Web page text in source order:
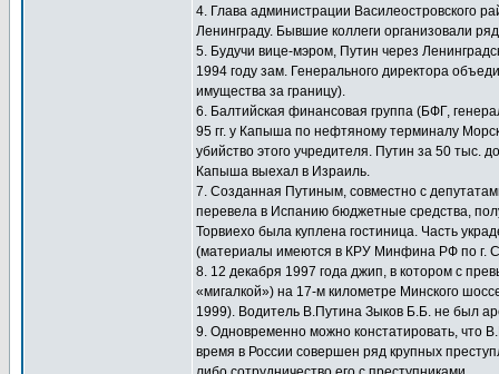
4. Глава администрации Василеостровского
Ленинграду. Бывшие коллеги организовали
5. Будучи вице-мэром, Путин через
1994 году зам. Генерального директора
имущества за границу).
6. Балтийская финансовая группа (БФГ,
95 гг. у Капыша по нефтяному терминалу
убийство этого учредителя. Путин за 50 тыс.
Капыша выехал в Израиль.
7. Созданная Путиным, совместно с
перевела в Испанию бюджетные средства,
Торвиехо была куплена гостиница. Часть
(материалы имеются в КРУ Минфина РФ по г.
8. 12 декабря 1997 года джип, в котором с
«мигалкой») на 17-м километре Минского
1999). Водитель В.Путина Зыков Б.Б. не был
9. Одновременно можно констатировать, что
время в России совершен ряд крупных